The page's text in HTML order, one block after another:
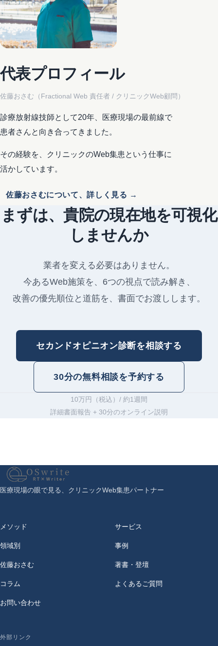
代表プロフィール
佐藤おさむ（Fractional Web 責任者 / クリニックWeb顧問）
診療放射線技師として20年、医療現場の最前線で
患者さんと向き合ってきました。
その経験を、クリニックのWeb集患という仕事に
活かしています。
佐藤おさむについて、詳しく見る →
まずは、貴院の現在地を可視化
しませんか
業者を変える必要はありません。
今あるWeb施策を、6つの視点で読み解き、
改善の優先順位と道筋を、書面でお渡しします。
セカンドオピニオン診断を相談する
30分の無料相談を予約する
10万円（税込）/ 約1週間
詳細書面報告 + 30分のオンライン説明
OSwrite
医療現場の眼で見る、クリニックWeb集患パートナー
メソッド サービス
領域別 事例
佐藤おさむ 著書・登壇
コラム よくあるご質問
お問い合わせ
外部リンク